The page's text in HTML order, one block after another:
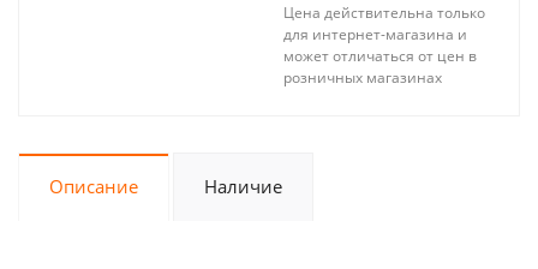
Цена действительна только
для интернет-магазина и
может отличаться от цен в
розничных магазинах
Описание Наличие